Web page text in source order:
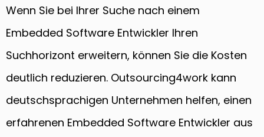
Wenn Sie bei Ihrer Suche nach einem
Embedded Software Entwickler Ihren
Suchhorizont erweitern, können Sie die Kosten
deutlich reduzieren. Outsourcing4work kann
deutschsprachigen Unternehmen helfen, einen
erfahrenen Embedded Software Entwickler aus